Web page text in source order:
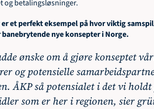
og betalingsløsninger.
er et perfekt eksempel på hvor viktig
nye konsepter i Norge.
ønske om å gjøre konseptet
og potensielle
ÅKP så potensialet i det vi
som er her i regionen, sier